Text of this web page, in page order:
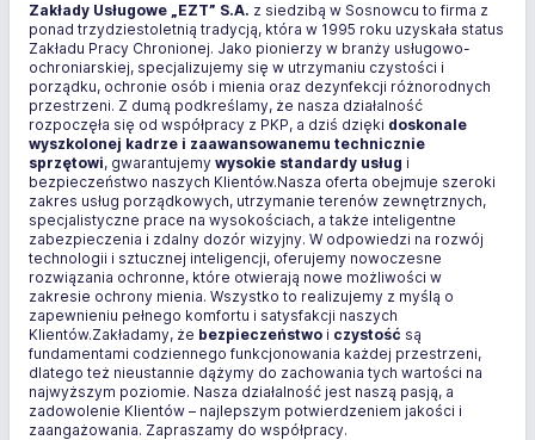
Zakłady Usługowe „EZT” S.A. z siedzibą w Sosnowcu to firma z
ponad trzydziestoletnią tradycją, która w 1995 roku uzyskała status
Zakładu Pracy Chronionej. Jako pionierzy w branży usługowo-
ochroniarskiej, specjalizujemy się w utrzymaniu czystości i
porządku, ochronie osób i mienia oraz dezynfekcji różnorodnych
przestrzeni. Z dumą podkreślamy, że nasza działalność
rozpoczęła się od współpracy z PKP, a dziś dzięki doskonale
wyszkolonej kadrze i zaawansowanemu technicznie
sprzętowi, gwarantujemy wysokie standardy usług i
bezpieczeństwo naszych Klientów.Nasza oferta obejmuje szeroki
zakres usług porządkowych, utrzymanie terenów zewnętrznych,
specjalistyczne prace na wysokościach, a także inteligentne
zabezpieczenia i zdalny dozór wizyjny. W odpowiedzi na rozwój
technologii i sztucznej inteligencji, oferujemy nowoczesne
rozwiązania ochronne, które otwierają nowe możliwości w
zakresie ochrony mienia. Wszystko to realizujemy z myślą o
zapewnieniu pełnego komfortu i satysfakcji naszych
Klientów.Zakładamy, że bezpieczeństwo i czystość są
fundamentami codziennego funkcjonowania każdej przestrzeni,
dlatego też nieustannie dążymy do zachowania tych wartości na
najwyższym poziomie. Nasza działalność jest naszą pasją, a
zadowolenie Klientów – najlepszym potwierdzeniem jakości i
zaangażowania. Zapraszamy do współpracy.